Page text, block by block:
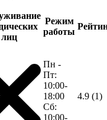
лиц
Режим
работы
Пн -
Пт:
10:00-
18:00
Сб:
10:00-
4.9 (1)